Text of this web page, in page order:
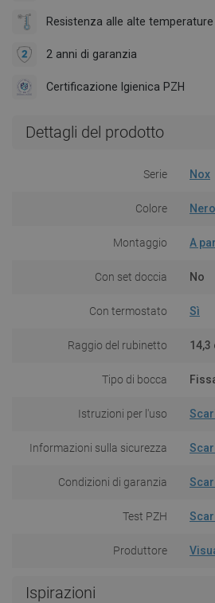
Resistenza alle alte temperature
2 anni di garanzia
Certificazione Igienica PZH
Dettagli del prodotto
Serie Nox
Colore Nero
Montaggio A
Con set doccia No
Con termostato Sì
Raggio del rubinetto 14,3
Tipo di bocca
Istruzioni per l'uso
Informazioni sulla sicurezza
Condizioni di garanzia
Test PZH
Produttore
Ispirazioni